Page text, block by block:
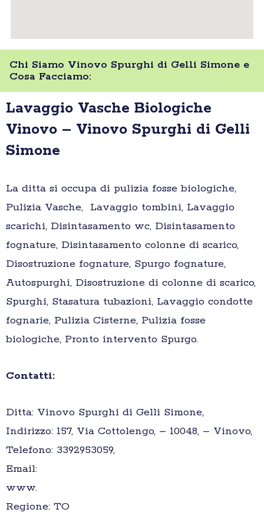
Chi Siamo Vinovo Spurghi di Gelli Simone e
Cosa Facciamo:
Lavaggio Vasche Biologiche
Vinovo – Vinovo Spurghi di Gelli
Simone
La ditta si occupa di pulizia fosse biologiche,
Pulizia Vasche, Lavaggio tombini, Lavaggio
scarichi, Disintasamento wc, Disintasamento
fognature, Disintasamento colonne di scarico,
Disostruzione fognature, Spurgo fognature,
Autospurghi, Disostruzione di colonne di scarico,
Spurghi, Stasatura tubazioni, Lavaggio condotte
fognarie, Pulizia Cisterne, Pulizia fosse
biologiche, Pronto intervento Spurgo.
Contatti:
Ditta: Vinovo Spurghi di Gelli Simone,
Indirizzo: 157, Via Cottolengo, – 10048, – Vinovo,
Telefono: 3392953059,
Email:
www.
Regione: TO